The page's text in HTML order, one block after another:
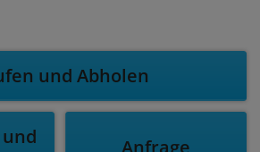
und Abholen